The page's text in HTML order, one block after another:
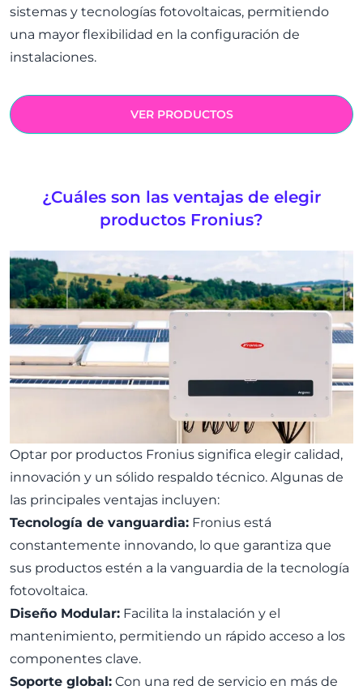
sistemas y tecnologías fotovoltaicas, permitiendo
una mayor flexibilidad en la configuración de
instalaciones.
VER PRODUCTOS
¿Cuáles son las ventajas de elegir
productos Fronius?
Optar por productos Fronius significa elegir calidad,
innovación y un sólido respaldo técnico. Algunas de
las principales ventajas incluyen:
Tecnología de vanguardia: Fronius está
constantemente innovando, lo que garantiza que
sus productos estén a la vanguardia de la tecnología
fotovoltaica.
Diseño Modular: Facilita la instalación y el
mantenimiento, permitiendo un rápido acceso a los
componentes clave.
Soporte global: Con una red de servicio en más de